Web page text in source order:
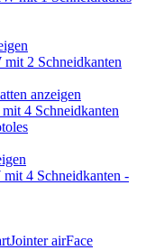
mit 2 Schneidkanten
anzeigen
4 Schneidkanten
4 Schneidkanten -
airFace